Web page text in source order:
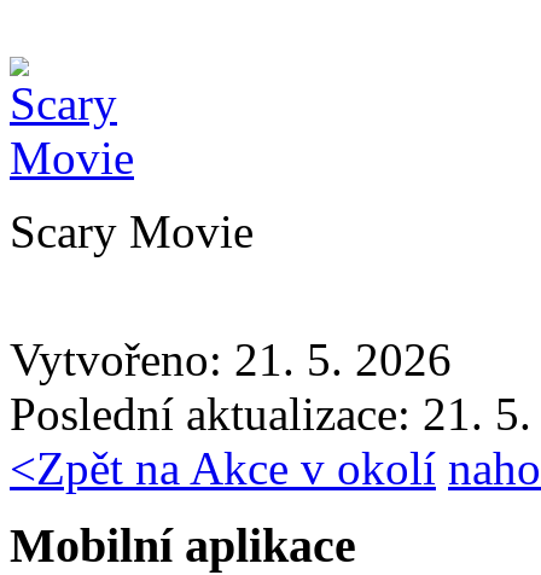
Scary Movie
Vytvořeno: 21. 5. 2026
Poslední aktualizace: 21.
<Zpět na Akce v okolí
Mobilní aplikace